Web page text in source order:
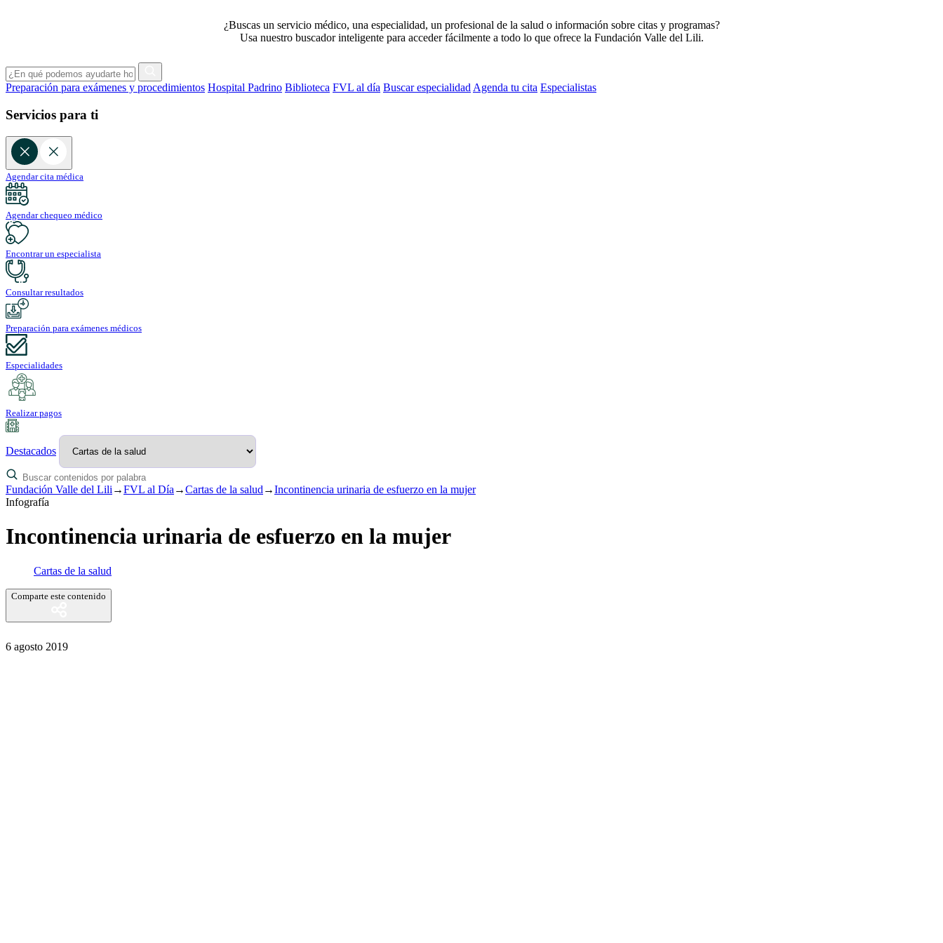
¿Buscas un servicio médico, una especialidad, un profesional de la salud o información sobre citas y programas?
Usa nuestro buscador inteligente para acceder fácilmente a todo lo que ofrece la Fundación Valle del Lili.
Preparación para exámenes y procedimientos Hospital Padrino Biblioteca FVL al día Buscar especialidad Agenda tu cita Especialistas
Servicios para ti
Agendar cita médica
Agendar chequeo médico
Encontrar un especialista
Consultar resultados
Preparación para exámenes médicos
Especialidades
Realizar pagos
Destacados
Fundación Valle del Lili →FVL al Día →Cartas de la salud →Incontinencia urinaria de esfuerzo en la mujer
Infografía
Incontinencia urinaria de esfuerzo en la mujer
Cartas de la salud
Comparte este contenido
6 agosto 2019